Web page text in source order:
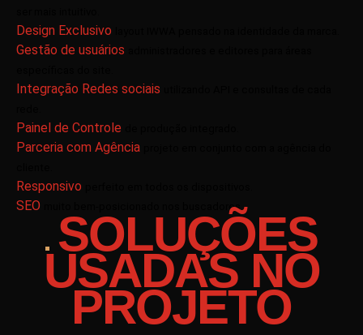
Design Exclusivo
Gestão de usuários
Integração Redes sociais
Painel de Controle
Parceria com Agência
Responsivo
SEO muito bem-posicionado nos buscadores.
SOLUÇÕES
USADAS NO
PROJETO